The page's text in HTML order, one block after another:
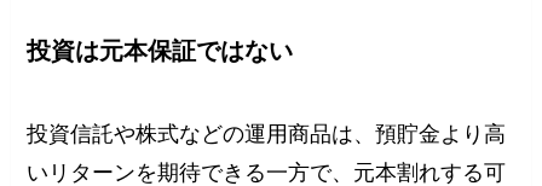
投資は元本保証ではない
投資信託や株式などの運用商品は、預貯金より高
いリターンを期待できる一方で、元本割れする可